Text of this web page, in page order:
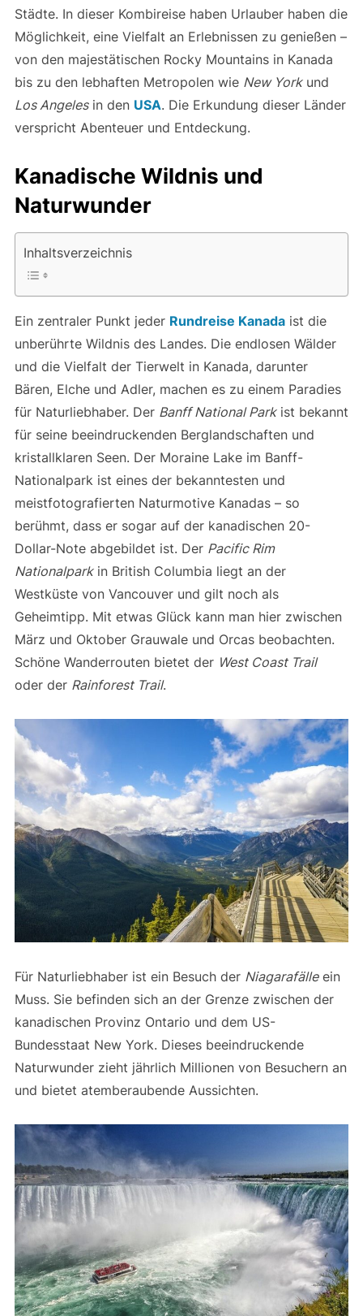
Städte. In dieser Kombireise haben Urlauber haben die
Möglichkeit, eine Vielfalt an Erlebnissen zu genießen –
von den majestätischen Rocky Mountains in Kanada
bis zu den lebhaften Metropolen wie New Yorkund
Los Angelesin den USA. Die Erkundung dieser Länder
verspricht Abenteuer und Entdeckung.
Kanadische Wildnis und
Naturwunder
Inhaltsverzeichnis
Ein zentraler Punkt jeder Rundreise Kanadaist die
unberührte Wildnis des Landes. Die endlosen Wälder
und die Vielfalt der Tierwelt in Kanada, darunter
Bären, Elche und Adler, machen es zu einem Paradies
für Naturliebhaber. Der Banff National Parkist bekannt
für seine beeindruckenden Berglandschaften und
kristallklaren Seen. Der Moraine Lake im Banff-
Nationalpark ist eines der bekanntesten und
meistfotografierten Naturmotive Kanadas – so
berühmt, dass er sogar auf der kanadischen 20-
Dollar-Note abgebildet ist. Der Pacific Rim
Nationalparkin British Columbia liegt an der
Westküste von Vancouver und gilt noch als
Geheimtipp. Mit etwas Glück kann man hier zwischen
März und Oktober Grauwale und Orcas beobachten.
Schöne Wanderrouten bietet der West Coast Trail
oder der Rainforest Trail.
Für Naturliebhaber ist ein Besuch der Niagarafälleein
Muss. Sie befinden sich an der Grenze zwischen der
kanadischen Provinz Ontario und dem US-
Bundesstaat New York. Dieses beeindruckende
Naturwunder zieht jährlich Millionen von Besuchern an
und bietet atemberaubende Aussichten.